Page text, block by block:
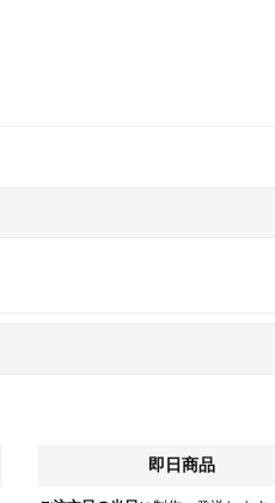
即日商品